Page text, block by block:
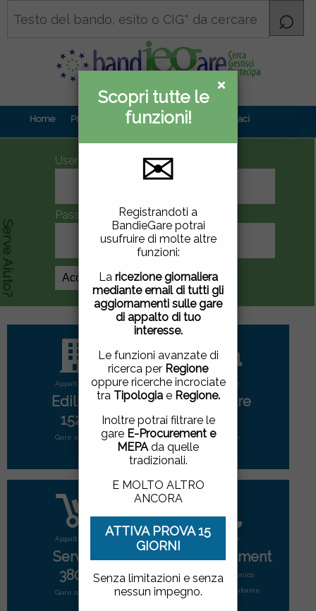
×
Informativa
privacy
Questo sito utilizza
cookie di terze parti per
migliorare la tua
esperienza di utilizzo. Se
vuoi saperne di più
qui .
Chiudendo questa
finestra, scorrendo questa
pagina, cliccando su un
link o proseguendo la
navigazione in altra
maniera, acconsenti
all'uso dei cookie.
ACCETTO |NON
ACCETTO
×
Scopri tutte le
funzioni!
✉
Registrandoti a
BandieGare potrai
usufruire di molte altre
funzioni:
La ricezione giornaliera
mediante email di tutti gli
aggiornamenti sulle gare
di appalto di tuo
interesse.
Le funzioni avanzate di
ricerca per Regione
oppure ricerche incrociate
tra Tipologiae Regione.
Inoltre potrai filtrare le
gare E-Procurement e
MEPAda quelle
tradizionali.
E MOLTO ALTRO
ANCORA
ATTIVA PROVA 15
GIORNI
Senza limitazioni e senza
nessun impegno.
Home Prova gratuita Contenuti Contattaci
UserID
Password
Crea Account
Serve Aiuto?
Appalti per:
Edilizia
1523
Gare attive
Appalti per:
Forniture
2917
Gare attive
Appalti per:
Servizi
3809
Gare attive
Appalti per:
E-Procurement
Mercato elettonico
di tutte le piattaforme